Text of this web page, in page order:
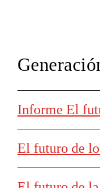
Informe El
El futuro de